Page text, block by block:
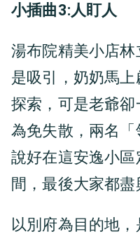
小插曲3:人盯人
湯布院精美小店
是吸引，奶奶馬
探索，可是老爺卻
為免失散，兩名
說好在這安逸小
間，最後大家都盡
以別府為目的地